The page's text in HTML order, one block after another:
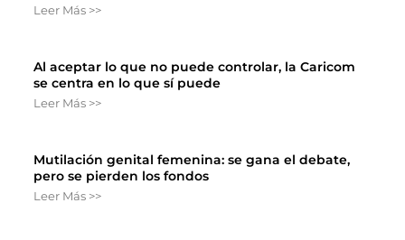
Leer Más >>
Al aceptar lo que no puede controlar, la Caricom
se centra en lo que sí puede
Leer Más >>
Mutilación genital femenina: se gana el debate,
pero se pierden los fondos
Leer Más >>